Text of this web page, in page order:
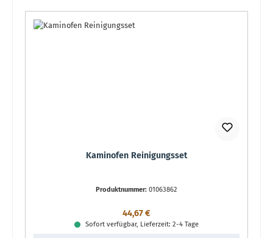
Kaminofen Reinigungsset
Produktnummer: 01063862
Regulärer Preis:
44,67 €
Sofort verfügbar, Lieferzeit: 2-4 Tage